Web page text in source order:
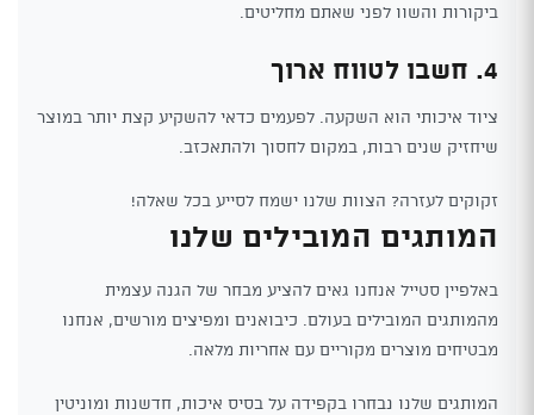
ביקורות והשוו לפני שאתם מחליטים.
4. חשבו לטווח ארוך
ציוד איכותי הוא השקעה. לפעמים כדאי להשקיע קצת יותר במוצר
שיחזיק שנים רבות, במקום לחסוך ולהתאכזב.
זקוקים לעזרה? הצוות שלנו ישמח לסייע בכל שאלה!
המותגים המובילים שלנו
באלפיין סטייל אנחנו גאים להציע מבחר של הגנה עצמית
מהמותגים המובילים בעולם. כיבואנים ומפיצים מורשים, אנחנו
מבטיחים מוצרים מקוריים עם אחריות מלאה.
המותגים שלנו נבחרו בקפידה על בסיס איכות, חדשנות ומוניטין